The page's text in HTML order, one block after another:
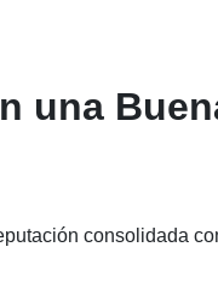
una
consolidada